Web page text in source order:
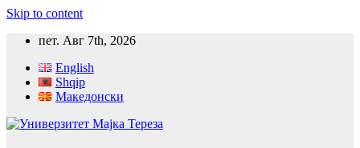
Skip to content
пет. Авг 7th, 2026
English
Shqip
Македонски